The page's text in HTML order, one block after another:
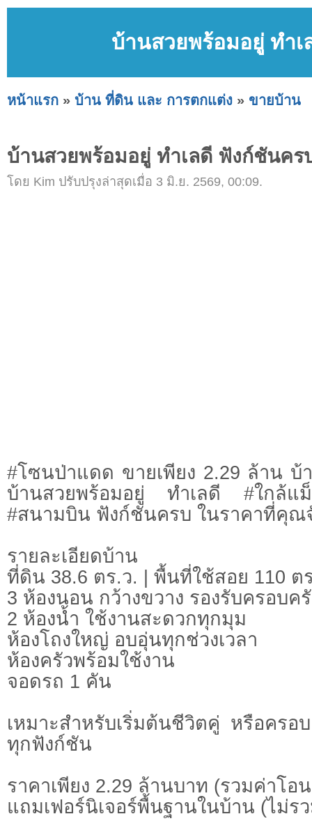
บ้านสวยพร้อมอยู่ ทำเ
หน้าแรก » บ้าน ที่ดิน และ การตกแต่ง » ขายบ้าน
บ้านสวยพร้อมอยู่ ทำเลดี ฟังก์ชันคร
โดย Kim ปรับปรุงล่าสุดเมื่อ 3 มิ.ย. 2569, 00:09.
#โซนป่าแดด ขายเพียง 2.29 ล้าน บ้
บ้านสวยพร้อมอยู่ ทำเลดี #ใกล้แ
#สนามบิน ฟังก์ชันครบ ในราคาที่คุณ
รายละเอียดบ้าน
ที่ดิน 38.6 ตร.ว. | พื้นที่ใช้สอย 110 ต
3 ห้องนอน กว้างขวาง รองรับครอบค
2 ห้องน้ำ ใช้งานสะดวกทุกมุม
ห้องโถงใหญ่ อบอุ่นทุกช่วงเวลา
ห้องครัวพร้อมใช้งาน
จอดรถ 1 คัน
เหมาะสำหรับเริ่มต้นชีวิตคู่ หรือครอ
ทุกฟังก์ชัน
ราคาเพียง 2.29 ล้านบาท (รวมค่าโอ
แถมเฟอร์นิเจอร์พื้นฐานในบ้าน (ไม่ร